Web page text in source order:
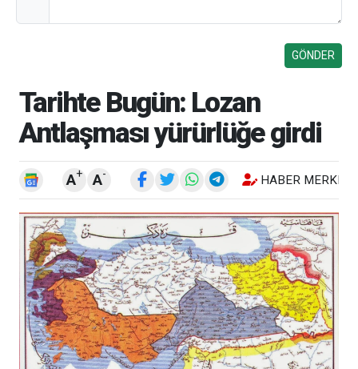
Tarihte Bugün: Lozan
Antlaşması yürürlüğe girdi
A+ A- HABER MERKEZI